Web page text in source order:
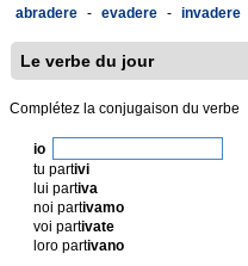
abradere - evadere - invadere
Le verbe du jour
Complétez la conjugaison du verbe
io
tu partivi
lui partiva
noi partivamo
voi partivate
loro partivano